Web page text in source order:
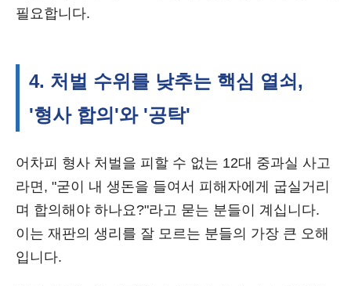
필요합니다.
4. 처벌 수위를 낮추는 핵심 열쇠,
'형사 합의'와 '공탁'
어차피 형사 처벌을 피할 수 없는 12대 중과실 사고
라면, "굳이 내 생돈을 들여서 피해자에게 굽실거리
며 합의해야 하나요?"라고 묻는 분들이 계십니다.
이는 재판의 생리를 잘 모르는 분들의 가장 큰 오해
입니다.